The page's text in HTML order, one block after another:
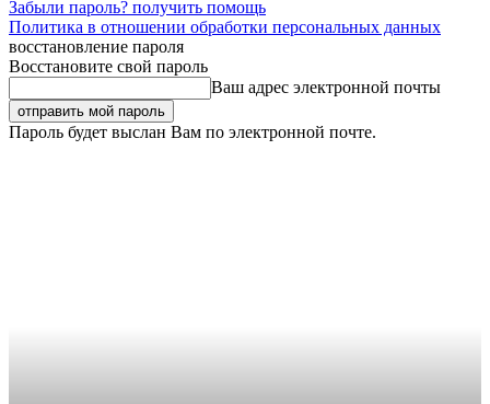
Забыли пароль? получить помощь
Политика в отношении обработки персональных данных
восстановление пароля
Восстановите свой пароль
Ваш адрес электронной почты
Пароль будет выслан Вам по электронной почте.